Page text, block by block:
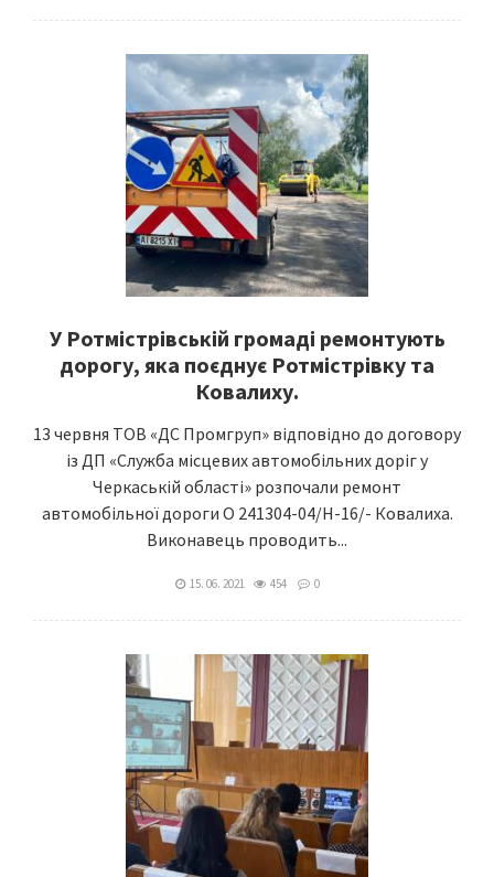
У Ротмістрівській громаді ремонтують
дорогу, яка поєднує Ротмістрівку та
Ковалиху.
13 червня ТОВ «ДС Промгруп» відповідно до договору
із ДП «Служба місцевих автомобільних доріг у
Черкаській області» розпочали ремонт
автомобільної дороги О 241304-04/Н-16/- Ковалиха.
Виконавець проводить...
15. 06. 2021 454 0